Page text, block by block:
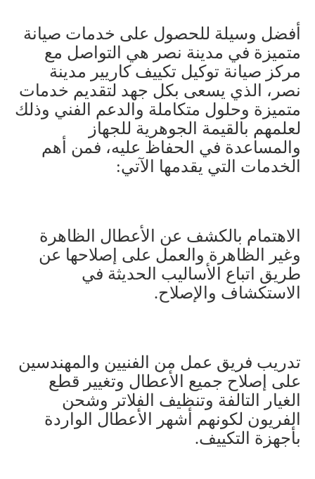
أفضل وسيلة للحصول على خدمات صيانة
متميزة في مدينة نصر هي التواصل مع
مركز صيانة توكيل تكييف كاريير مدينة
نصر، الذي يسعى بكل جهد لتقديم خدمات
متميزة وحلول متكاملة والدعم الفني وذلك
لعلمهم بالقيمة الجوهرية للجهاز
والمساعدة في الحفاظ عليه، فمن أهم
الخدمات التي يقدمها الآتي:
الاهتمام بالكشف عن الأعطال الظاهرة
وغير الظاهرة والعمل على إصلاحها عن
طريق اتباع الأساليب الحديثة في
الاستكشاف والإصلاح.
تدريب فريق عمل من الفنيين والمهندسين
على إصلاح جميع الأعطال وتغيير قطع
الغيار التالفة وتنظيف الفلاتر وشحن
الفريون لكونهم أشهر الأعطال الواردة
بأجهزة التكييف.